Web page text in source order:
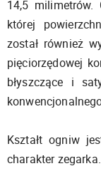
14,5 milimetrów.
której
został również
pięciorzędowej
błyszczące i
Kształt ogniw
charakter zegarka.